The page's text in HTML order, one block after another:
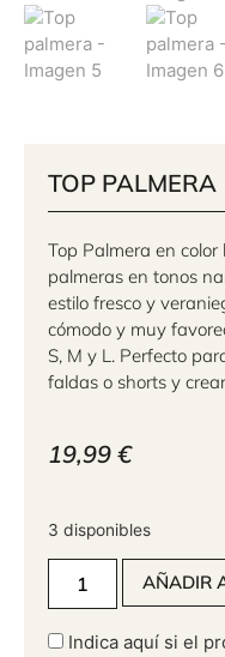
TOP PALMERA
Top Palmera en
palmeras en tonos
estilo fresco y
cómodo y muy
S, M y L. Perfecto
faldas o shorts y
19,99 €
3 disponibles
AÑADIR
Indica aquí si el